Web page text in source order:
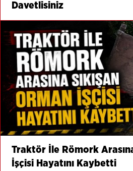
Davetlisiniz
Traktör İle Römork
İşçisi Hayatını Kaybetti